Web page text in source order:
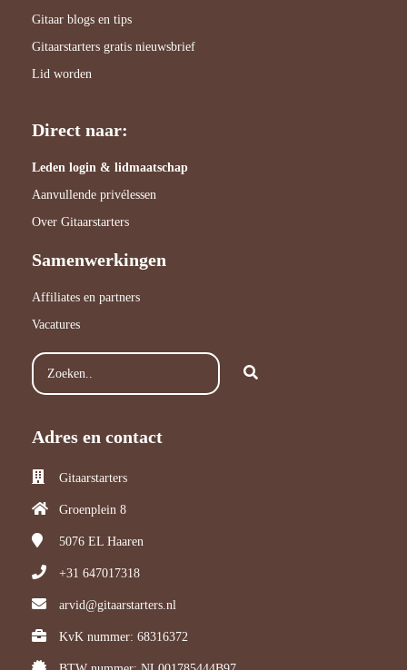
Gitaar blogs en tips
Gitaarstarters gratis nieuwsbrief
Lid worden
Direct naar:
Leden login & lidmaatschap
Aanvullende privélessen
Over Gitaarstarters
Samenwerkingen
Affiliates en partners
Vacatures
Adres en contact
Gitaarstarters
Groenplein 8
5076 EL Haaren
+31 647017318
arvid@gitaarstarters.nl
KvK nummer: 68316372